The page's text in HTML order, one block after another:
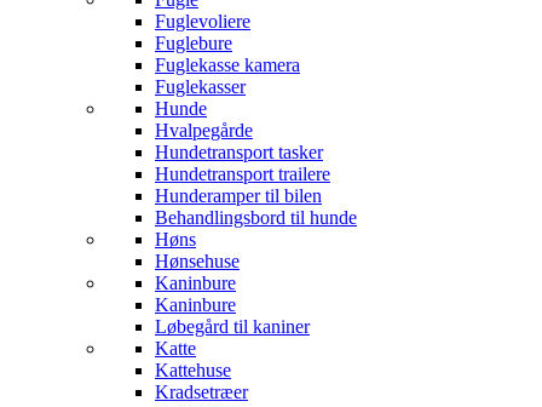
Fuglevoliere
Fuglebure
Fuglekasse kamera
Fuglekasser
Hunde
Hvalpegårde
Hundetransport tasker
Hundetransport trailere
Hunderamper til bilen
Behandlingsbord til hunde
Høns
Hønsehuse
Kaninbure
Kaninbure
Løbegård til kaniner
Katte
Kattehuse
Kradsetræer